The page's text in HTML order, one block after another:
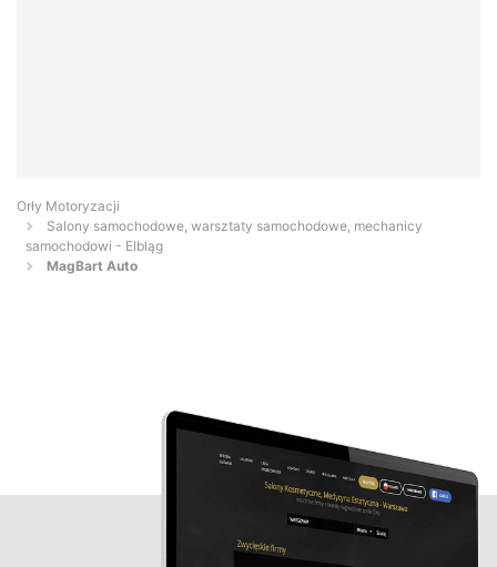
Orły Motoryzacji
Salony samochodowe, warsztaty samochodowe, mechanicy
samochodowi - Elbląg
MagBart Auto